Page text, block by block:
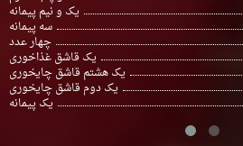
یک و نیم پیمانه
سه پیمانه
چهار عدد
یک قاشق غذاخوری
یک هشتم قاشق چایخوری
یک دوم قاشق چایخوری
یک پیمانه